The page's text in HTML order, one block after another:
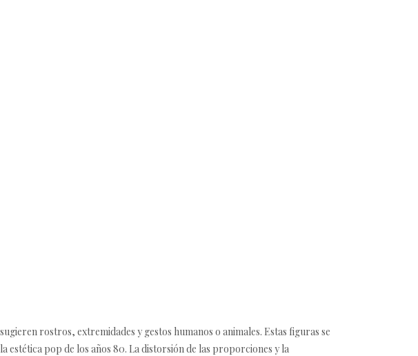
rostros, extremidades y gestos humanos o animales. Estas figuras se
pop de los años 80. La distorsión de las proporciones y la